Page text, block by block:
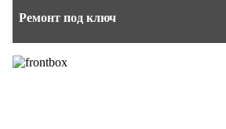
Ремонт под ключ